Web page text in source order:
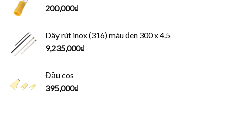
200,000₫
Dây rút inox (316) màu đen 300 x 4.5
9,235,000₫
Đầu cos
395,000₫